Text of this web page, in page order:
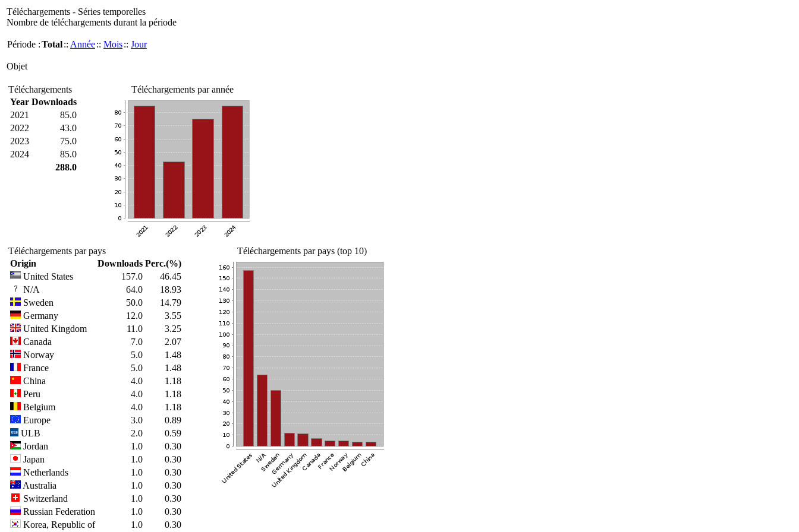
Téléchargements - Séries temporelles
Nombre de téléchargements durant la période
Période :Total:: Année:: Mois:: Jour
Objet
Téléchargements
Year Downloads
2021
85.0
2022
43.0
2023
75.0
2024
85.0
288.0
Téléchargements par année
Téléchargements par pays
Origin
Downloads Perc.(%)
United States
157.0
46.45
N/A
64.0
18.93
Sweden
50.0
14.79
Germany
12.0
3.55
United Kingdom
11.0
3.25
Canada
7.0
2.07
Norway
5.0
1.48
France
5.0
1.48
China
4.0
1.18
Peru
4.0
1.18
Belgium
4.0
1.18
Europe
3.0
0.89
ULB
2.0
0.59
Jordan
1.0
0.30
Japan
1.0
0.30
Netherlands
1.0
0.30
Australia
1.0
0.30
Switzerland
1.0
0.30
Russian Federation
1.0
0.30
Korea, Republic of
1.0 0.30
Téléchargements par pays (top 10)